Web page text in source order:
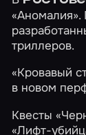
«Аномалия».
триллеров.
«Кровавый
в новом
Квесты
«Лифт-